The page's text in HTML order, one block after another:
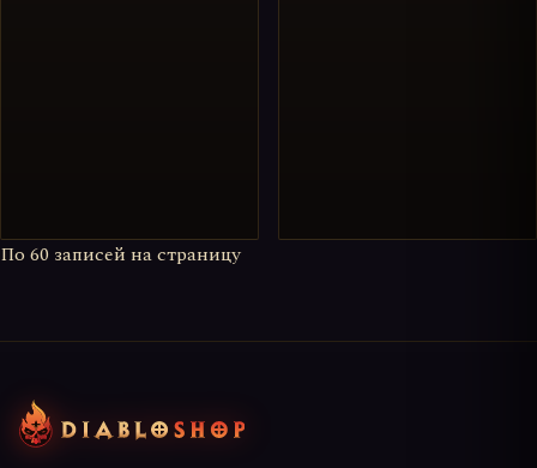
По 60 записей на страницу